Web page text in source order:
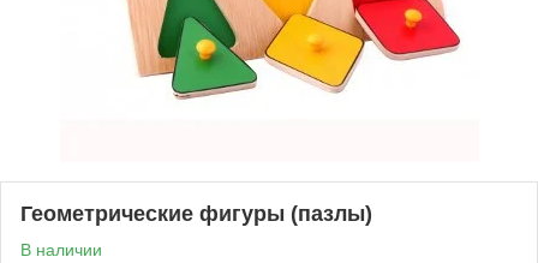
Геометрические фигуры (пазлы)
В наличии